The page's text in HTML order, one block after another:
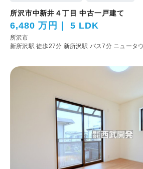
所沢市中新井４丁目 中古一戸建て
6,480 万円 5 LDK
所沢市
新所沢駅 徒歩27分 新所沢駅 バス7分 ニュータ